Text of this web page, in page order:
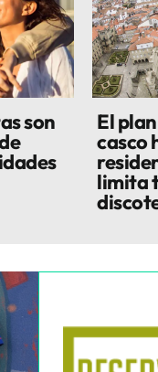
son El
casco
limita